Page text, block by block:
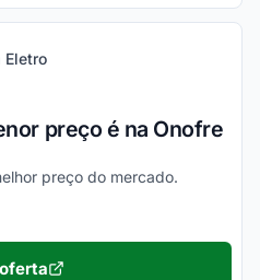
Eletro
preço é na Onofre
preço do mercado.